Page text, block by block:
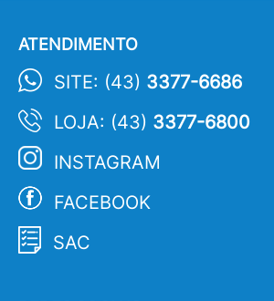
ATENDIMENTO
SITE: (43) 3377-6686
LOJA: (43) 3377-6800
INSTAGRAM
FACEBOOK
SAC